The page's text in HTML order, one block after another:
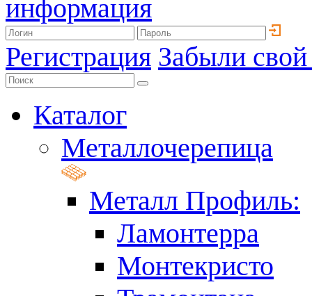
информация
Регистрация Забыли
Каталог
Металлочерепица
Металл Профиль:
Ламонтерра
Монтекристо